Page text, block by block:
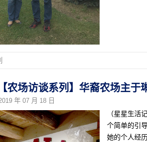
【农场访谈系列】华裔农场主
年 07 月 18 日
（星星生活
个简单的引
她的个人经